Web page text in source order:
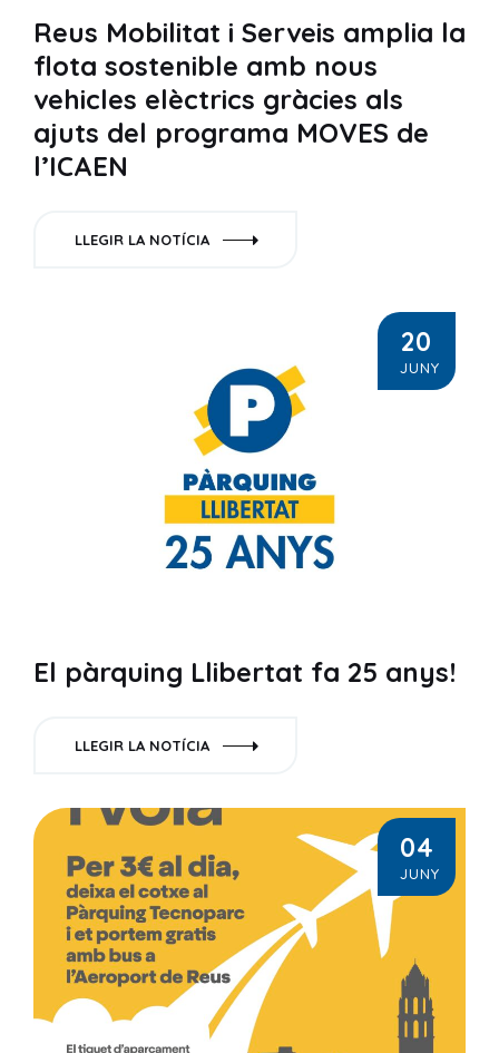
Reus Mobilitat i Serveis amplia la
flota sostenible amb nous
vehicles elèctrics gràcies als
ajuts del programa MOVES de
l’ICAEN
LLEGIR LA NOTÍCIA
20
JUNY
El pàrquing Llibertat fa 25 anys!
LLEGIR LA NOTÍCIA
04
JUNY